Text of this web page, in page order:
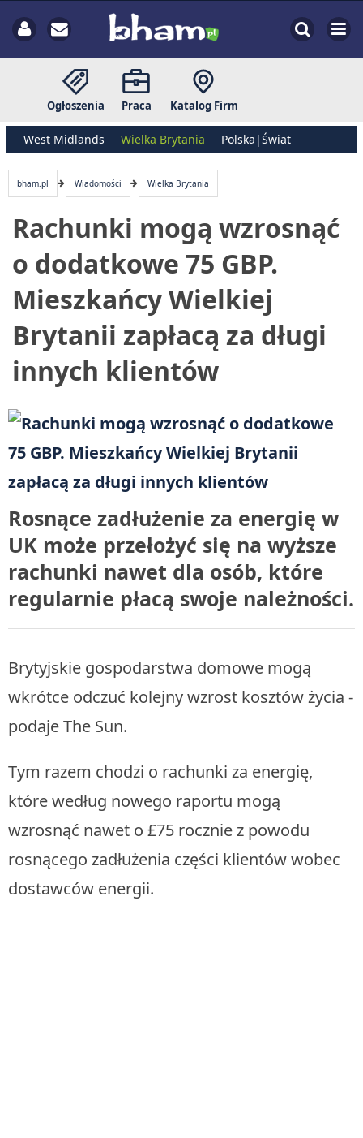
Ogłoszenia Praca Katalog Firm
West Midlands Wielka Brytania Polska|Świat
bham.pl Wiadomości Wielka Brytania
Rachunki mogą wzrosnąć
o dodatkowe 75 GBP.
Mieszkańcy Wielkiej
Brytanii zapłacą za długi
innych klientów
Rosnące zadłużenie za energię w
UK może przełożyć się na wyższe
rachunki nawet dla osób, które
regularnie płacą swoje należności.
Brytyjskie gospodarstwa domowe mogą
wkrótce odczuć kolejny wzrost kosztów życia -
podaje The Sun.
Tym razem chodzi o rachunki za energię,
które według nowego raportu mogą
wzrosnąć nawet o £75 rocznie z powodu
rosnącego zadłużenia części klientów wobec
dostawców energii.